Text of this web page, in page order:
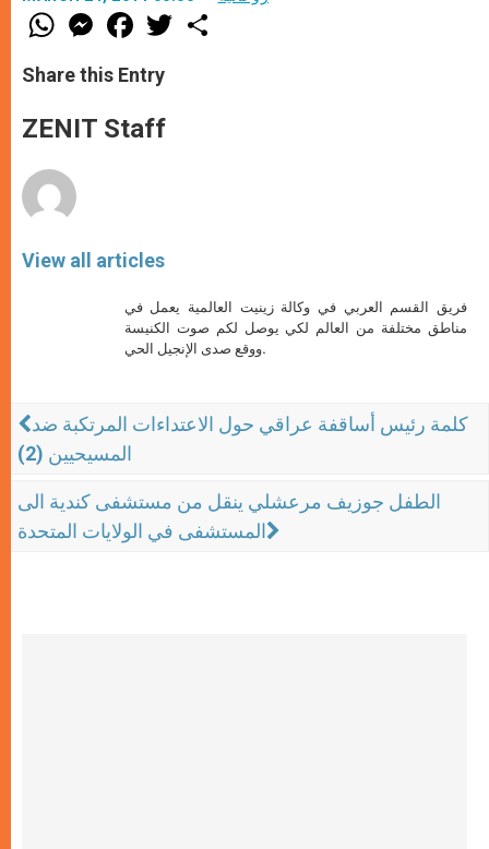
W
h
t
s
p
p
M
e
s
e
g
e
F
a
e
b
o
k
w
Share this Entry
ZENIT Staff
View all articles
فريق القسم العربي في وكالة زينيت العالمية يعمل في
مناطق مختلفة من العالم لكي يوصل لكم صوت الكنيسة
ووقع صدى الإنجيل الحي.
كلمة رئيس أساقفة عراقي حول الاعتداءات المرتكبة ضد
المسيحيين (2)
الطفل جوزيف مرعشلي ينقل من مستشفى كندية الى
المستشفى في الولايات المتحدة